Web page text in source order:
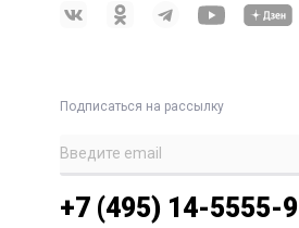
Подписаться на рассылку
+7 (495) 14-5555-9